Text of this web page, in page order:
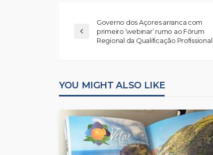
Governo dos Açores arranca com
primeiro ‘webinar’ rumo ao Fórum
Regional da Qualificação Profissional
YOU MIGHT ALSO LIKE